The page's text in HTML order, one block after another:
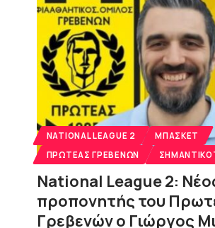
NATIONAL LEAGUE 2
ΜΠΆΣΚΕΤ
ΠΡΩΤΈΑΣ ΓΡΕΒΕΝΏΝ
National League 2:
προπονητής του
Γρεβενών ο Γιώργος